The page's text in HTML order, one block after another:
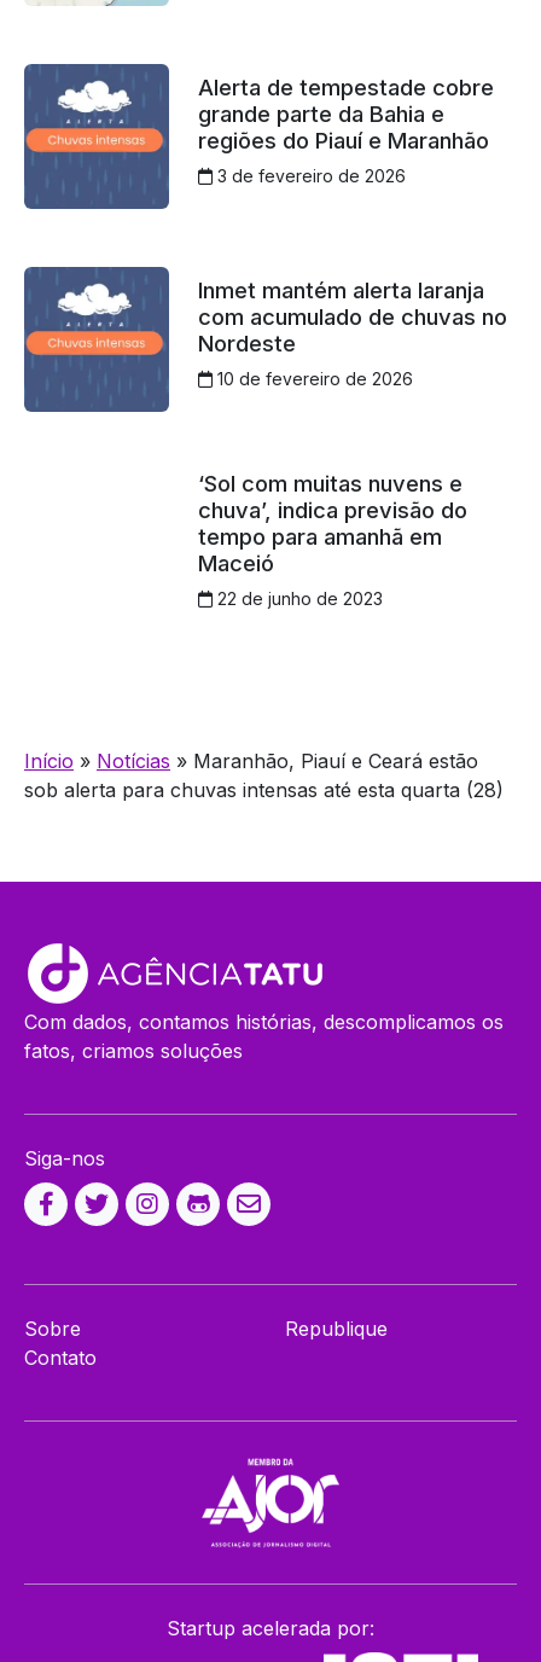
Alerta de tempestade cobre
grande parte da Bahia e
regiões do Piauí e Maranhão
3 de fevereiro de 2026
Inmet mantém alerta laranja
com acumulado de chuvas no
Nordeste
10 de fevereiro de 2026
‘Sol com muitas nuvens e
chuva’, indica previsão do
tempo para amanhã em
Maceió
22 de junho de 2023
Início » Notícias » Maranhão, Piauí e Ceará estão
sob alerta para chuvas intensas até esta quarta (28)
Com dados, contamos histórias, descomplicamos os
fatos, criamos soluções
Siga-nos
Sobre
Contato
Republique
Startup acelerada por: